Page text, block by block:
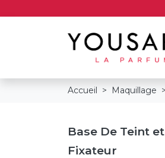
Accueil Maquillage
Base De Teint et
Fixateur